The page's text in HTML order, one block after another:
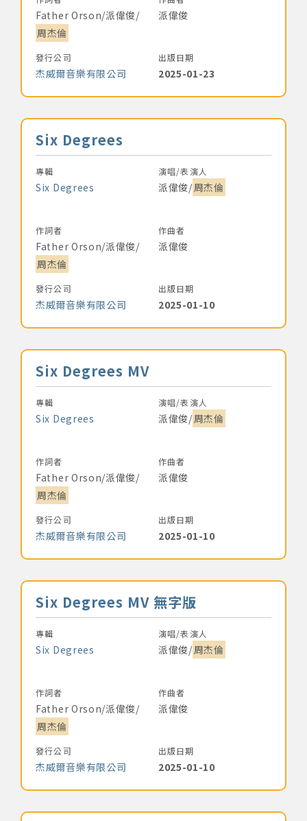
Father Orson/派偉俊/
周杰倫
派偉俊
發行公司
杰威爾音樂有限公司
出版日期
2025-01-23
音樂名稱
Six Degrees
專輯
Six Degrees
演唱/表演人
派偉俊/周杰倫
作詞者
Father Orson/派偉俊/
周杰倫
作曲者
派偉俊
發行公司
杰威爾音樂有限公司
出版日期
2025-01-10
音樂名稱
Six Degrees MV
專輯
Six Degrees
演唱/表演人
派偉俊/周杰倫
作詞者
Father Orson/派偉俊/
周杰倫
作曲者
派偉俊
發行公司
杰威爾音樂有限公司
出版日期
2025-01-10
音樂名稱
Six Degrees MV 無字版
專輯
Six Degrees
演唱/表演人
派偉俊/周杰倫
作詞者
Father Orson/派偉俊/
周杰倫
作曲者
派偉俊
發行公司
杰威爾音樂有限公司
出版日期
2025-01-10